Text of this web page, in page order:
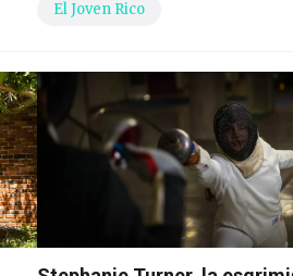
El Joven Rico